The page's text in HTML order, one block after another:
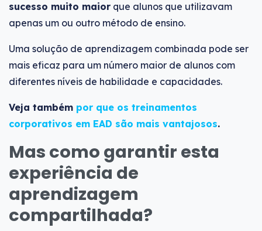
sucesso muito maior que alunos que utilizavam
apenas um ou outro método de ensino.
Uma solução de aprendizagem combinada pode ser
mais eficaz para um número maior de alunos com
diferentes níveis de habilidade e capacidades.
Veja também por que os treinamentos
corporativos em EAD são mais vantajosos.
Mas como garantir esta
experiência de
aprendizagem
compartilhada?